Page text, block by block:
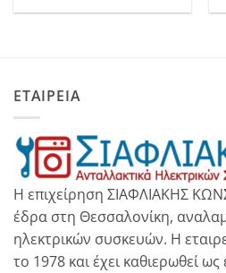
ΕΤΑΙΡΕΙΑ
Η επιχείρηση ΣΙΑΦΛΙΑΚΗΣ
έδρα στη Θεσσαλονίκη,
ηλεκτρικών συσκευών. Η
το 1978 και έχει καθιερωθεί